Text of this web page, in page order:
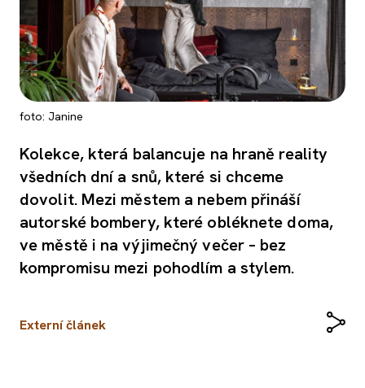
PORADNA
foto: Janine
Kolekce, která balancuje na hraně reality
všedních dní a snů, které si chceme
dovolit. Mezi městem a nebem přináší
autorské bombery, které obléknete doma,
ve městě i na výjimečný večer – bez
kompromisu mezi pohodlím a stylem.
Externí článek